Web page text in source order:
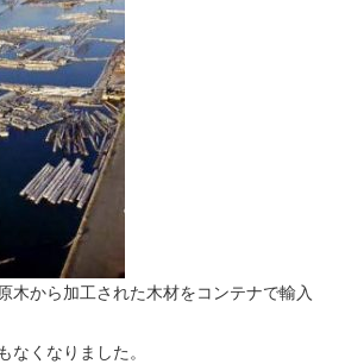
木から加工された木材をコンテナで輸入
なくなりました。